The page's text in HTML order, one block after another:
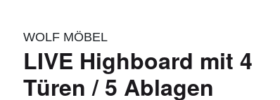
WOLF MÖBEL
LIVE Highboard mit 4
Türen / 5 Ablagen